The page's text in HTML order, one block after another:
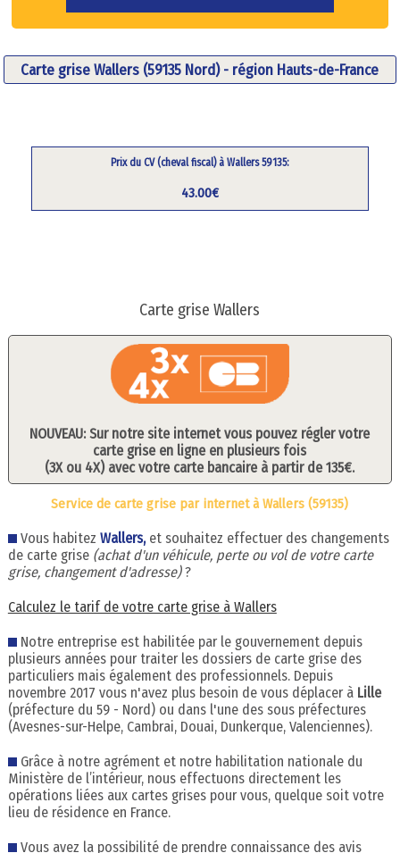
Carte grise Wallers (59135 Nord) - région Hauts-de-France
Prix du CV (cheval fiscal) à Wallers 59135:
43.00€
Carte grise Wallers
NOUVEAU: Sur notre site internet vous pouvez régler votre
carte grise en ligne en plusieurs fois
(3X ou 4X) avec votre carte bancaire à partir de 135€.
Service de carte grise par internet à Wallers (59135)
Vous habitez Wallers, et souhaitez effectuer des changements
de carte grise (achat d'un véhicule, perte ou vol de votre carte
grise, changement d'adresse)?
Calculez le tarif de votre carte grise à Wallers
Notre entreprise est habilitée par le gouvernement depuis
plusieurs années pour traiter les dossiers de carte grise des
particuliers mais également des professionnels. Depuis
novembre 2017 vous n'avez plus besoin de vous déplacer à Lille
(préfecture du 59 - Nord) ou dans l'une des sous préfectures
(Avesnes-sur-Helpe, Cambrai, Douai, Dunkerque, Valenciennes).
Grâce à notre agrément et notre habilitation nationale du
Ministère de l’intérieur, nous effectuons directement les
opérations liées aux cartes grises pour vous, quelque soit votre
lieu de résidence en France.
Vous avez la possibilité de prendre connaissance des avis